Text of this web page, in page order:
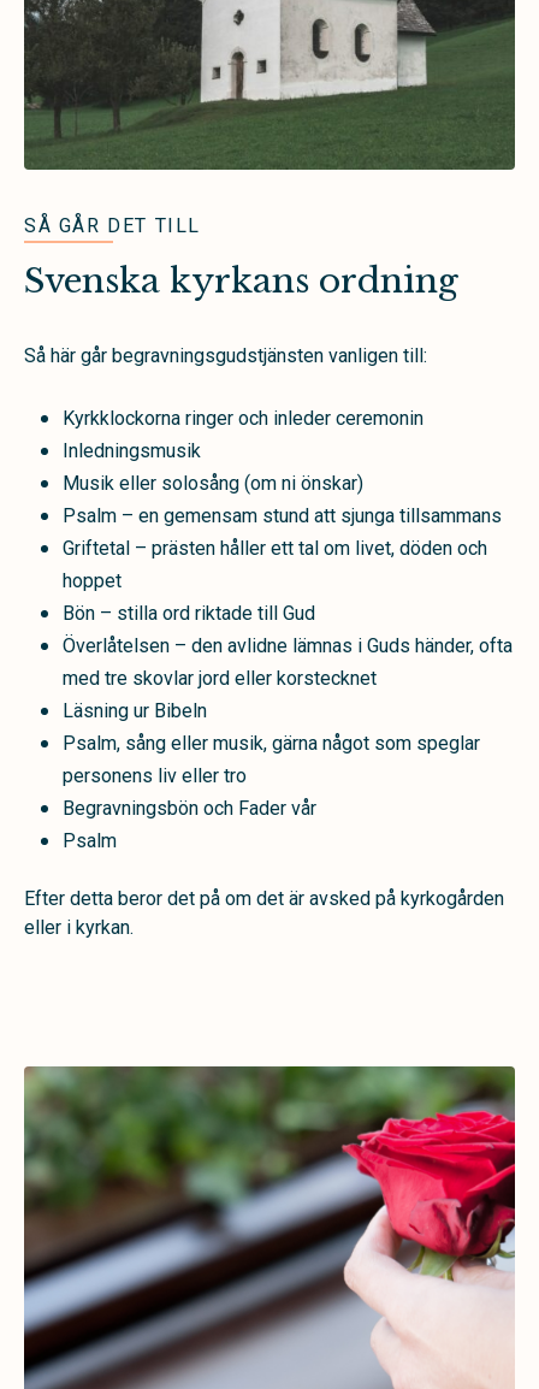
SÅ GÅR DET TILL
Svenska kyrkans ordning
Så här går begravningsgudstjänsten vanligen till:
Kyrkklockorna ringer och inleder ceremonin
Inledningsmusik
Musik eller solosång (om ni önskar)
Psalm – en gemensam stund att sjunga tillsammans
Griftetal – prästen håller ett tal om livet, döden och
hoppet
Bön – stilla ord riktade till Gud
Överlåtelsen – den avlidne lämnas i Guds händer, ofta
med tre skovlar jord eller korstecknet
Läsning ur Bibeln
Psalm, sång eller musik, gärna något som speglar
personens liv eller tro
Begravningsbön och Fader vår
Psalm
Efter detta beror det på om det är avsked på kyrkogården
eller i kyrkan.